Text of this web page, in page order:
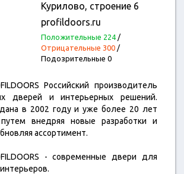
Курилово, строение 6
profildoors.ru
Положительные 224/
Отрицательные 300/
Подозрительные 0
Российский производитель
дверей и интерьерных решений.
в 2002 году и уже более 20 лет
внедряя новые разработки и
ассортимент.
- современные двери для